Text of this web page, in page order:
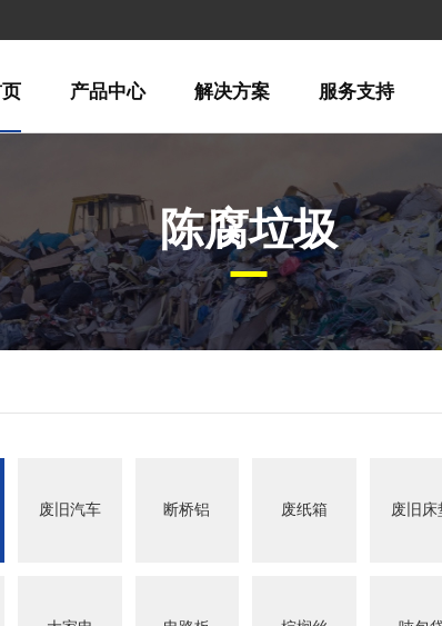
产品中心 解决方案 服务支持
陈腐垃圾
废旧汽车 断桥铝 废纸箱 废旧床